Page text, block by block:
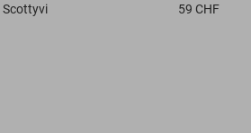
Scottyvi 59 CHF